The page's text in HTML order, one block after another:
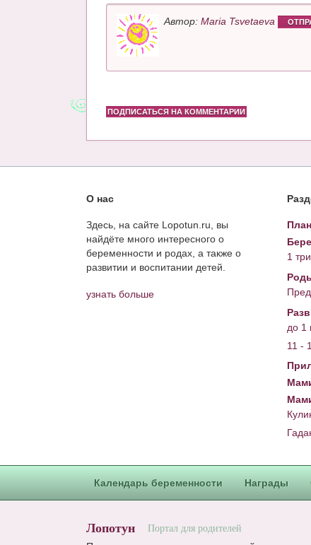
Автор: Maria Tsvetaeva
ПОДПИСАТЬСЯ НА КОММЕНТАРИИ
О нас
Здесь, на сайте Lopotun.ru, вы
найдёте много интересного о
беременности и родах, а также о
развитии и воспитании детей.
узнать больше
1
до 1
11 -
Календарь беременности Награды
Лопотун Портал для родителей